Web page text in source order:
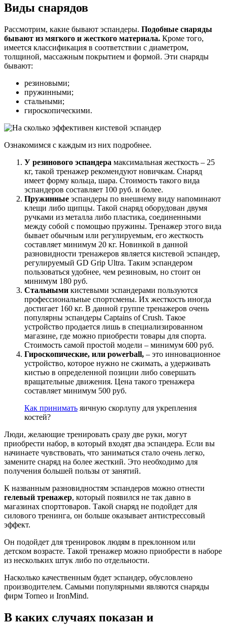
Виды снарядов
Рассмотрим, какие бывают эспандеры. Подобные снаряды
бывают из мягкого и жесткого материала. Кроме того,
имеется классификация в соответствии с диаметром,
толщиной, массажным покрытием и формой. Эти снаряды
бывают:
резиновыми;
пружинными;
стальными;
гироскопическими.
Ознакомимся с каждым из них подробнее.
У резинового эспандера максимальная жесткость – 25
кг, такой тренажер рекомендуют новичкам. Снаряд
имеет форму кольца, шара. Стоимость такого вида
эспандеров составляет 100 руб. и более.
Пружинные эспандеры по внешнему виду напоминают
клещи либо щипцы. Такой снаряд оборудован двумя
ручками из металла либо пластика, соединенными
между собой с помощью пружины. Тренажер этого вида
бывает обычным или регулируемым, его жесткость
составляет минимум 20 кг. Новинкой в данной
разновидности тренажеров является кистевой эспандер,
регулируемый GD Grip Ultra. Таким эспандером
пользоваться удобнее, чем резиновым, но стоит он
минимум 180 руб.
Стальными кистевыми эспандерами пользуются
профессиональные спортсмены. Их жесткость иногда
достигает 160 кг. В данной группе тренажеров очень
популярны эспандеры Captains of Crush. Такое
устройство продается лишь в специализированном
магазине, где можно приобрести товары для спорта.
Стоимость самой простой модели – минимум 600 руб.
Гироскопические, или powerball, – это инновационное
устройство, которое нужно не сжимать, а удерживать
кистью в определенной позиции либо совершать
вращательные движения. Цена такого тренажера
составляет минимум 500 руб.
Как принимать яичную скорлупу для укрепления
костей?
Люди, желающие тренировать сразу две руки, могут
приобрести набор, в который входят два эспандера. Если вы
начинаете чувствовать, что заниматься стало очень легко,
замените снаряд на более жесткий. Это необходимо для
получения большей пользы от занятий.
К названным разновидностям эспандеров можно отнести
гелевый тренажер, который появился не так давно в
магазинах спорттоваров. Такой снаряд не подойдет для
силового тренинга, он больше оказывает антистрессовый
эффект.
Он подойдет для тренировок людям в преклонном или
детском возрасте. Такой тренажер можно приобрести в наборе
из нескольких штук либо по отдельности.
Насколько качественным будет эспандер, обусловлено
производителем. Самыми популярными являются снаряды
фирм Torneo и IronMind.
В каких случаях показан и